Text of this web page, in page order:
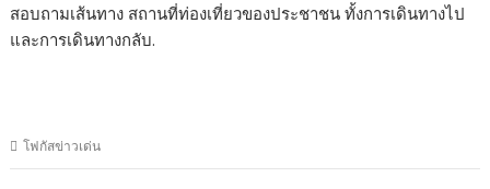
สอบถามเส้นทาง สถานที่ท่องเที่ยวของประชาชน ทั้งการเดินทางไป
และการเดินทางกลับ.
โฟกัสข่าวเด่น